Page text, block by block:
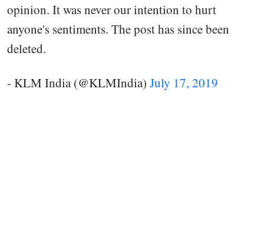
opinion. It was never our intention to hurt
anyone's sentiments. The post has since been
deleted.
- KLM India (@KLMIndia) July 17, 2019